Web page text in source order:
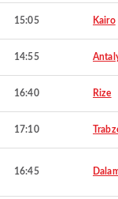
15:05 Kairo
14:55
16:40 Rize
17:10
16:45